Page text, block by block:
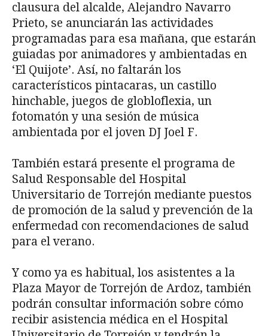
clausura del alcalde, Alejandro Navarro
Prieto, se anunciarán las actividades
programadas para esa mañana, que estarán
guiadas por animadores y ambientadas en
‘El Quijote’. Así, no faltarán los
característicos pintacaras, un castillo
hinchable, juegos de globloflexia, un
fotomatón y una sesión de música
ambientada por el joven DJ Joel F.
También estará presente el programa de
Salud Responsable del Hospital
Universitario de Torrejón mediante puestos
de promoción de la salud y prevención de la
enfermedad con recomendaciones de salud
para el verano.
Y como ya es habitual, los asistentes a la
Plaza Mayor de Torrejón de Ardoz, también
podrán consultar información sobre cómo
recibir asistencia médica en el Hospital